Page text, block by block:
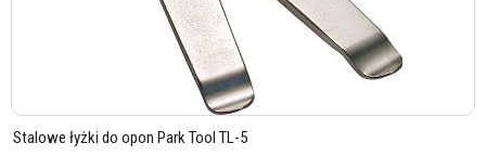
Stalowe łyżki do opon Park Tool TL-5